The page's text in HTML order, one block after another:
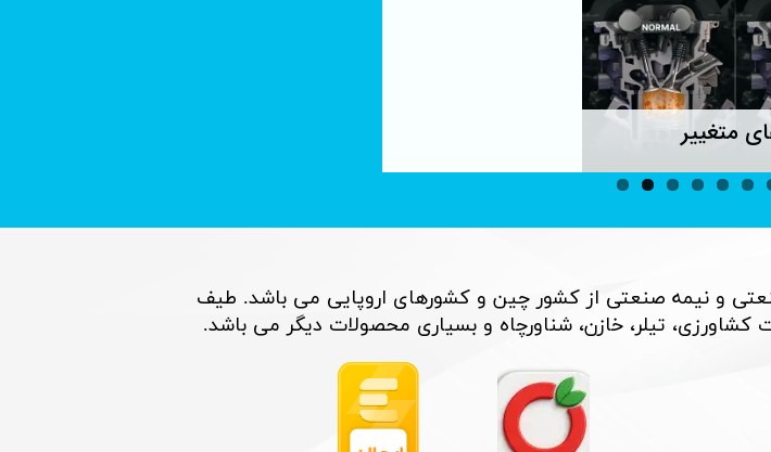
متغییر
و نیمه صنعتی از کشور چین و کشورهای اروپایی می باشد. طیف
تیلر، خازن، شناورچاه و بسیاری محصولات دیگر می باشد.